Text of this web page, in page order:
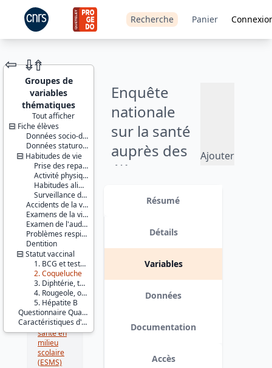
Recherche Panier
JEU DE
DONNÉES
Enquête
nationale
sur la santé
auprès des
élèves
classe de
3ème -
2003-2004
Ajouter
Version 1 date : 2014-11-03
⇦ ⇮⇮
Groupes de
variables
thématiques
Tout afficher
Fiche élèves
Données socio-démographiques
Données staturo-pondérales
Habitudes de vie
Prise des repas à midi
Activité physique
Habitudes alimentaires
Surveillance du poids
Accidents de la vie courante
Examens de la vision
Examen de l'audition
Problèmes respiratoires
Dentition
Statut vaccinal
1. BCG et tests tuberculiniques post-vaccinaux
2. Coqueluche
3. Diphtérie, tétanos, poliomyélite
4. Rougeole, oreillons, rubéole
5. Hépatite B
Questionnaire Qualité de vie
Caractéristiques d'enquête
Identifiants :
lil-0899
doi:10.13144/lil-
0899
Thèmes :
Santé et
protection
sociale
Éducation
et
formation
Série :
Enquêtes
santé en
milieu
scolaire
(ESMS)
Résumé
Détails
Variables
Données
Documentation
Accès